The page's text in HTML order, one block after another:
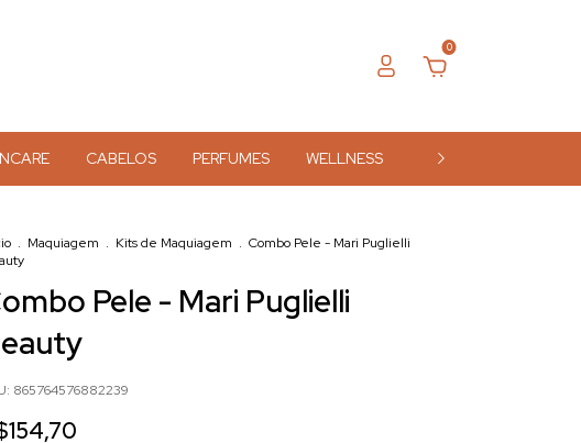
0
CABELOS PERFUMES WELLNESS ACESSÓRIOS
. Maquiagem . Kits de Maquiagem . Combo Pele - Mari Puglielli
Pele - Mari Puglielli
865764576882239